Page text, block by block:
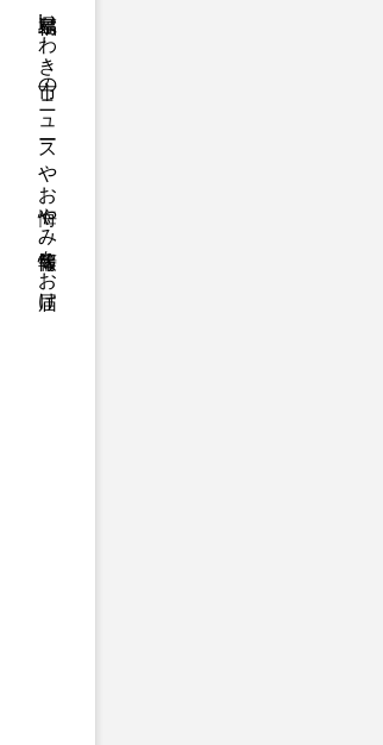
福島県いわき市のニュースやお悔やみ情報等をお届け